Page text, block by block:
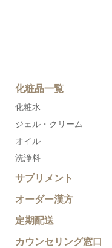
化粧品一覧
化粧水
ジェル・クリーム
オイル
洗浄料
サプリメント
オーダー漢方
定期配送
カウンセリング窓口